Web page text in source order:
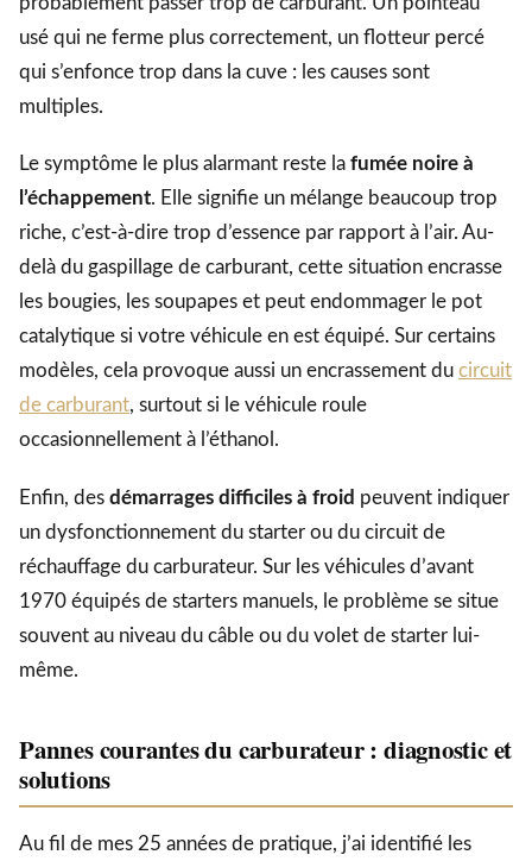
usé qui ne ferme plus correctement, un flotteur percé
qui s’enfonce trop dans la cuve : les causes sont
multiples.
Le symptôme le plus alarmant reste la fumée noire à
l’échappement. Elle signifie un mélange beaucoup trop
riche, c’est-à-dire trop d’essence par rapport à l’air. Au-
delà du gaspillage de carburant, cette situation encrasse
les bougies, les soupapes et peut endommager le pot
catalytique si votre véhicule en est équipé. Sur certains
modèles, cela provoque aussi un encrassement du circuit
de carburant, surtout si le véhicule roule
occasionnellement à l’éthanol.
Enfin, des démarrages difficiles à froid peuvent indiquer
un dysfonctionnement du starter ou du circuit de
réchauffage du carburateur. Sur les véhicules d’avant
1970 équipés de starters manuels, le problème se situe
souvent au niveau du câble ou du volet de starter lui-
même.
Pannes courantes du carburateur : diagnostic et
solutions
Au fil de mes 25 années de pratique, j’ai identifié les